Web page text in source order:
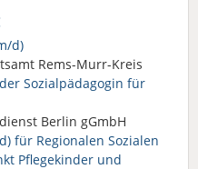
d)
Rems-Murr-Kreis
Sozialpädagogin für
Berlin gGmbH
für Regionalen Sozialen
Pflegekinder und